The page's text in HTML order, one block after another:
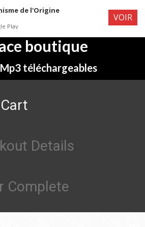
boutique
téléchargeables
Details
Complete
de l'Origine
Play
VOIR